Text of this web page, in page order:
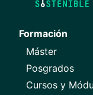
Formación
Máster
Posgrados
Cursos y